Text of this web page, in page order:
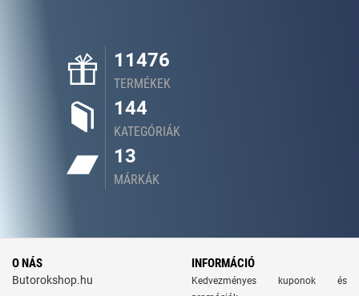
11476
TERMÉKEK
144
KATEGÓRIÁK
13
MÁRKÁK
O NÁS
Butorokshop.hu
INFORMÁCIÓ
Kedvezményes kuponok és